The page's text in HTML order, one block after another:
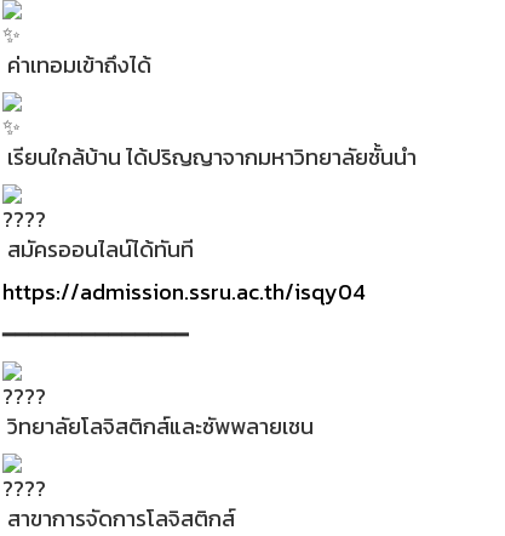
ค่าเทอมเข้าถึงได้
เรียนใกล้บ้าน ได้ปริญญาจากมหาวิทยาลัยชั้นนำ
สมัครออนไลน์ได้ทันที
https://admission.ssru.ac.th/isqy04
━━━━━━━━━━━━━━
วิทยาลัยโลจิสติกส์และซัพพลายเชน
สาขาการจัดการโลจิสติกส์